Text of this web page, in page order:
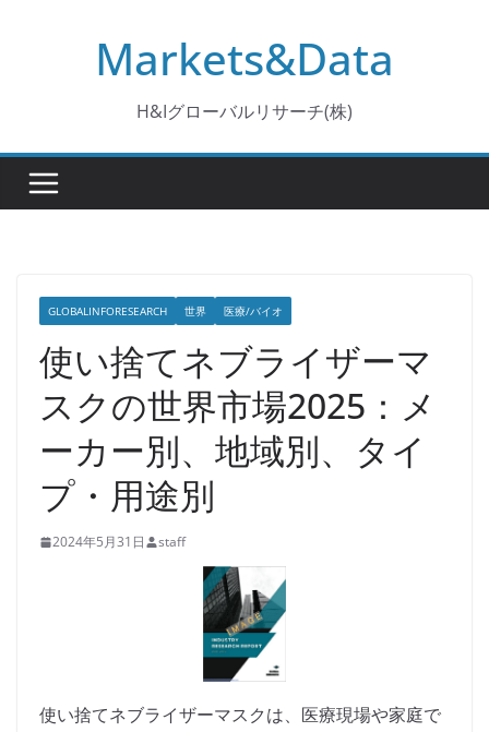
Markets&Data
H&Iグローバルリサーチ(株)
GLOBALINFORESEARCH 世界 医療/バイオ
使い捨てネブライザーマ
スクの世界市場2025：メ
ーカー別、地域別、タイ
プ・用途別
2024年5月31日 staff
使い捨てネブライザーマスクは、医療現場や家庭で